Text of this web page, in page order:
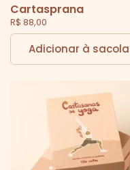
Cartasprana
R$ 88,00
Adicionar à sacola